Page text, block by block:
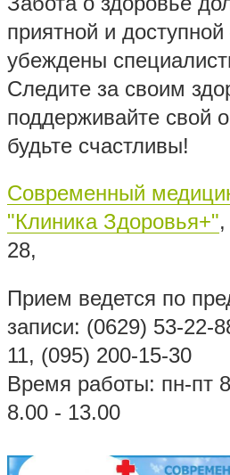
приятной и
убеждены
Следите за своим
поддерживайте свой
будьте счастливы!
Современный
"Клиника Здоровья+"
28,
Прием ведется по
записи: (0629) 53-22-
11, (095) 200-15-30
Время работы: пн-пт
8.00 - 13.00